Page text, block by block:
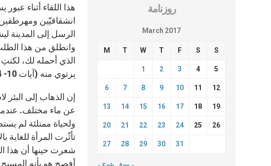
هذا اللقاء أثناء
انشقاقيّين
الرسل إلى المدينة
وانطلق من هذا
الذي أحمله لك،
يرتوي منه (آيات 10- 14).
إن الذهاب إلى
عن ماء مختلف. عندما
ولحياة ممتلئة لم
تأثّرت المرأة للغاية
أفصح هو بأنه
روزنامة
March 2017
M T W T F S S
1 2 3 4 5
6 7 8 9 10 11 12
13 14 15 16 17 18 19
20 21 22 23 24 25 26
27 28 29 30 31